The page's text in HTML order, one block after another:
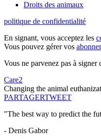
Droits des animaux
politique de confidentialité
En signant, vous acceptez les
Vous pouvez gérer vos
Vous ne parvenez pas à signer
Care2
Changing the animal
PARTAGERTWEET
"The best way to predict the
- Denis Gabor